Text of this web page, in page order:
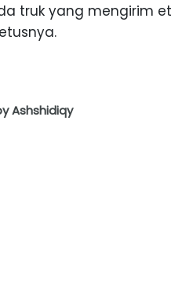
truk yang mengirim
Ashshidiqy